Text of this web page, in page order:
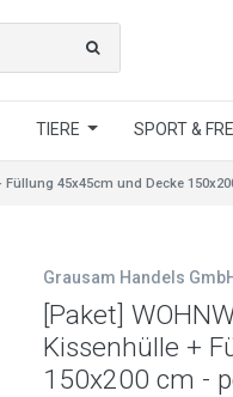
TIERE SPORT &
45x45cm und Decke
Grausam Handels
[Paket]
Kissenhülle +
150x200 cm -